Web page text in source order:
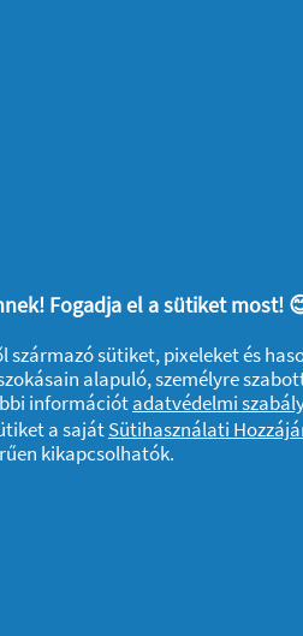
a papír. Miután megszáradt
csipkeszalagot a tojásra körbe,
marad a tojás.
színesek, hanem a ruhánk is, a
mosószert, amelyből kevesebb is
Fogadja el a sütiket most!
származó sütiket, pixeleket és
alapuló, személyre
információtadatvédelmi
a sajátSütihasználati
kikapcsolhatók.